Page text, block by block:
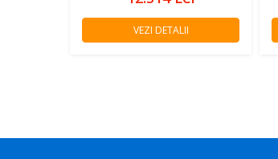
VEZI DETALII